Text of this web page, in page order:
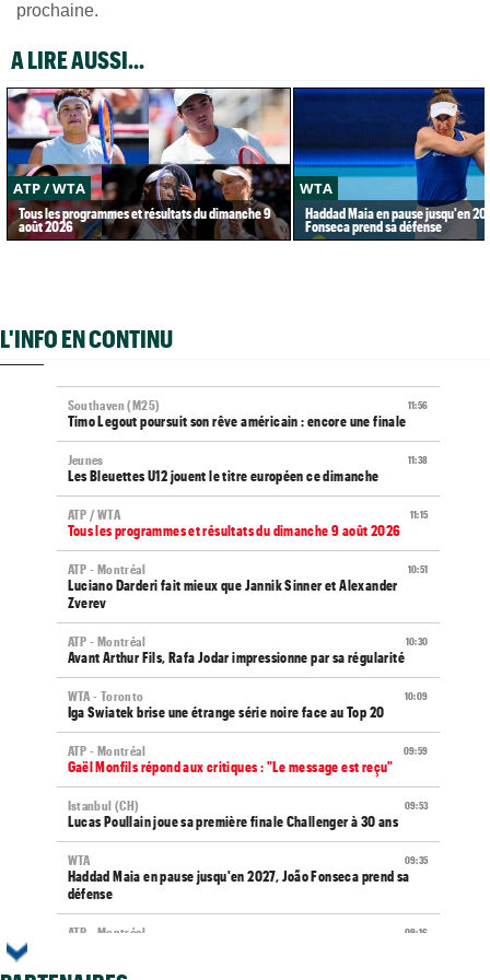
prochaine.
A LIRE AUSSI...
ATP / WTA
Tous les programmes et résultats du dimanche 9
août 2026
WTA
Haddad Maia en pause jusqu'en
Fonseca prend sa défense
L'INFO EN CONTINU
11:56
Southaven (M25)
Timo Legout poursuit son rêve américain : encore une finale
11:38
Jeunes
Les Bleuettes U12 jouent le titre européen ce dimanche
11:15
ATP / WTA
Tous les programmes et résultats du dimanche 9 août 2026
10:51
ATP - Montréal
Luciano Darderi fait mieux que Jannik Sinner et Alexander
Zverev
10:30
ATP - Montréal
Avant Arthur Fils, Rafa Jodar impressionne par sa régularité
10:09
WTA - Toronto
Iga Swiatek brise une étrange série noire face au Top 20
09:59
ATP - Montréal
Gaël Monfils répond aux critiques : "Le message est reçu"
09:53
Istanbul (CH)
Lucas Poullain joue sa première finale Challenger à 30 ans
09:35
WTA
Haddad Maia en pause jusqu'en 2027, João Fonseca prend sa
défense
09:16
ATP - Montréal